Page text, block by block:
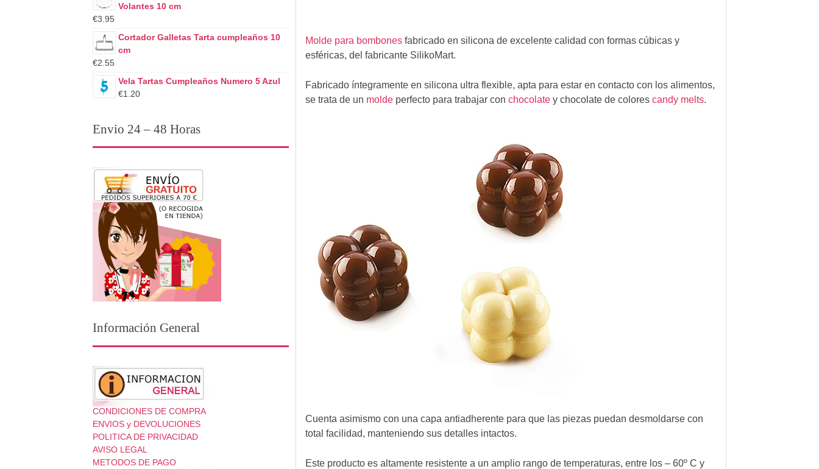
Molde para bombonesfabricado en silicona de excelente calidad con formas cúbicas y
esféricas, del fabricante SilikoMart.
Fabricado íntegramente en silicona ultra flexible, apta para estar en contacto con los alimentos,
se trata de un moldeperfecto para trabajar con chocolatey chocolate de colores candy melts.
Cuenta asimismo con una capa antiadherente para que las piezas puedan desmoldarse con
total facilidad, manteniendo sus detalles intactos.
Este producto es altamente resistente a un amplio rango de temperaturas, entre los – 60º C y
Volantes 10 cm
€3.95
Cortador Galletas Tarta cumpleaños 10
cm
€2.55
Vela Tartas Cumpleaños Numero 5 Azul
€1.20
Envio 24 – 48 Horas
Información General
CONDICIONES DE COMPRA
ENVIOS y DEVOLUCIONES
POLITICA DE PRIVACIDAD
AVISO LEGAL
METODOS DE PAGO